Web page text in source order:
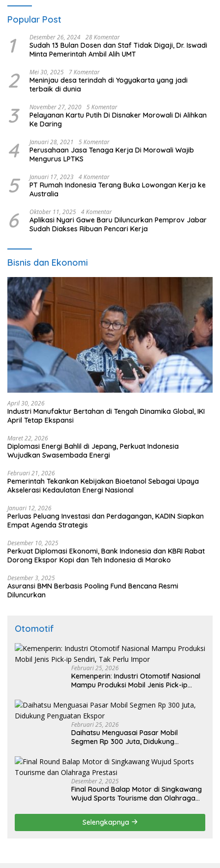
Popular Post
1 Desember 26, 2024 28 Komentar
Sudah 13 Bulan Dosen dan Staf Tidak Digaji, Dr. Iswadi
Minta Pemerintah Ambil Alih UMT
2 Mei 30, 2025 7 Komentar
Meninjau desa terindah di Yogyakarta yang jadi
terbaik di dunia
3 November 27, 2020 5 Komentar
Pelayanan Kartu Putih Di Disnaker Morowali Di Alihkan
Ke Daring
4 Januari 28, 2021 5 Komentar
Perusahaan Jasa Tenaga Kerja Di Morowali Wajib
Mengurus LPTKS
5 Januari 17, 2023 4 Komentar
PT Rumah Indonesia Terang Buka Lowongan Kerja ke
Australia
6 Oktober 11, 2025 4 Komentar
Aplikasi Nyari Gawe Baru Diluncurkan Pemprov Jabar
Sudah Diakses Ribuan Pencari Kerja
Bisnis dan Ekonomi
April 30, 2026
Industri Manufaktur Bertahan di Tengah Dinamika Global, IKI
April Tetap Ekspansi
Maret 22, 2026
Diplomasi Energi Bahlil di Jepang, Perkuat Indonesia
Wujudkan Swasembada Energi
Februari 21, 2026
Pemerintah Tekankan Kebijakan Bioetanol Sebagai Upaya
Akselerasi Kedaulatan Energi Nasional
Januari 12, 2026
Perluas Peluang Investasi dan Perdagangan, KADIN Siapkan
Empat Agenda Strategis
Desember 10, 2025
Perkuat Diplomasi Ekonomi, Bank Indonesia dan KBRI Rabat
Dorong Ekspor Kopi dan Teh Indonesia di Maroko
Desember 3, 2025
Asuransi BMN Berbasis Pooling Fund Bencana Resmi
Diluncurkan
Otomotif
Februari 25, 2026
Kemenperin: Industri Otomotif Nasional
Mampu Produksi Mobil Jenis Pick-ip
Februari 25, 2026
Daihatsu Menguasai Pasar Mobil
Segmen Rp 300 Juta, Didukung
Desember 2, 2025
Final Round Balap Motor di Singkawang
Wujud Sports Tourisme dan Olahraga
Selengkapnya